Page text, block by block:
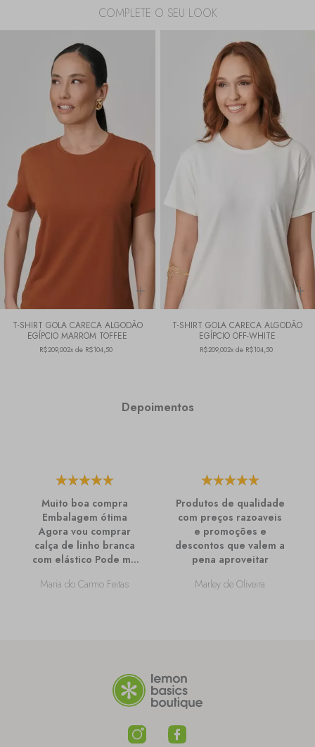
COMPLETE O SEU LOOK
T-SHIRT GOLA CARECA ALGODÃO
EGÍPCIO MARROM TOFFEE
R$209,002x de R$104,50
T-SHIRT GOLA CARECA ALGODÃO
EGÍPCIO OFF-WHITE
R$209,002x de R$104,50
Depoimentos
Muito boa compra
Embalagem ótima
Agora vou comprar
calça de linho branca
com elástico Pode me
informações sobre
Maria do Carmo Feitas
Produtos de qualidade
com preços razoaveis
e promoções e
descontos que valem a
pena aproveitar
Marley de Oliveira